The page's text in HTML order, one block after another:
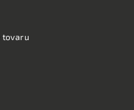
tovaru